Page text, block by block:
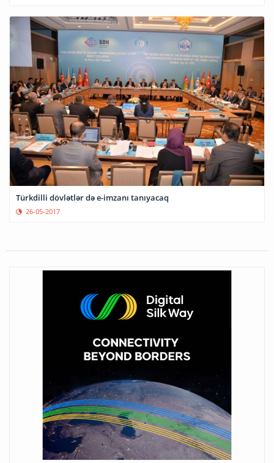
Türkdilli dövlətlər də e-imzanı tanıyacaq
26-05-2017